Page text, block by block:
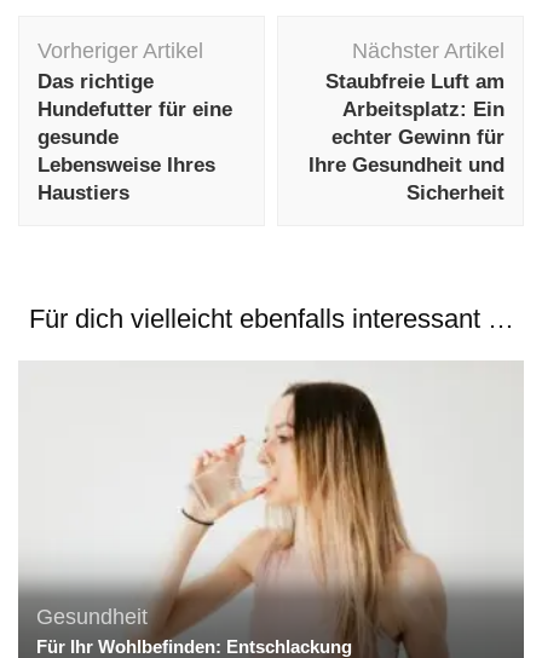
Vorheriger Artikel
Das richtige
Hundefutter für eine
gesunde
Lebensweise Ihres
Haustiers
Nächster Artikel
Staubfreie Luft am
Arbeitsplatz: Ein
echter Gewinn für
Ihre Gesundheit und
Sicherheit
Für dich vielleicht ebenfalls interessant …
Gesundheit
Für Ihr Wohlbefinden: Entschlackung